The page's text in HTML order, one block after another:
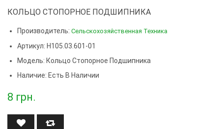
КОЛЬЦО СТОПОРНОЕ ПОДШИПНИКА
Производитель: Сельскохозяйственная Техника
Артикул: Н105.03.601-01
Модель: Кольцо Стопорное Подшипника
Наличие: Есть В Наличии
8 грн.